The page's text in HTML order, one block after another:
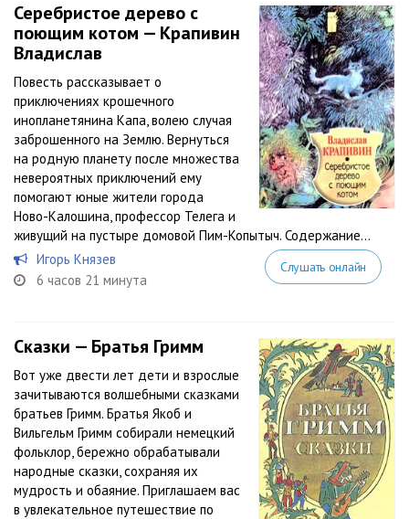
Серебристое дерево с
поющим котом — Крапивин
Владислав
Повесть рассказывает о
приключениях крошечного
инопланетянина Капа, волею случая
заброшенного на Землю. Вернуться
на родную планету после множества
невероятных приключений ему
помогают юные жители города
Ново-Калошина, профессор Телега и
живущий на пустыре домовой Пим-Копытыч. Содержание...
Игорь Князев
6 часов 21 минута
Слушать онлайн
Сказки — Братья Гримм
Вот уже двести лет дети и взрослые
зачитываются волшебными сказками
братьев Гримм. Братья Якоб и
Вильгельм Гримм собирали немецкий
фольклор, бережно обрабатывали
народные сказки, сохраняя их
мудрость и обаяние. Приглашаем вас
в увлекательное путешествие по